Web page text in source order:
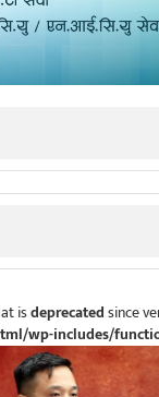
isdeprecatedsince
wp-includes/